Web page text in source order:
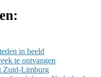
in beeld
te ontvangen
Zuid-Limburg